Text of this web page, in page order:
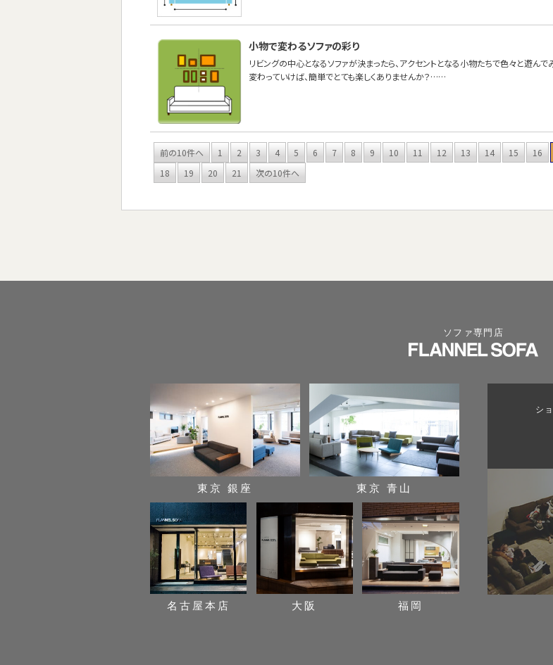
小物で変わるソファの彩り
リビングの中心となるソファが決まったら、アクセントとなる小物たちで色々と遊ん
変わっていけば、簡単でとても楽しくありませんか？……
前の10件へ 1 2 3 4 5 6 7 8 9 10 11 12 13 14 15 16
18
19 20 21 次の10件へ
ソファ専門店
東京 銀座 東京 青山
名古屋本店 大阪 福岡
シ